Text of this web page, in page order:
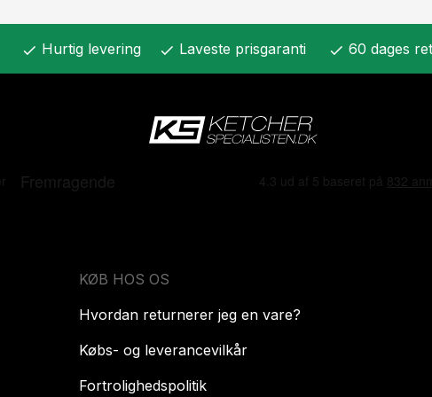
check Hurtig levering check Laveste prisgaranti check 60 dages
KØB HOS OS
Hvordan returnerer jeg en vare?
Købs- og leverancevilkår
Fortrolighedspolitik